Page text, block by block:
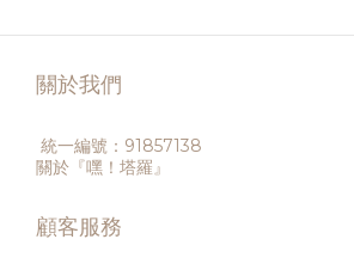
關於我們
統一編號：91857138
關於『嘿！塔羅』
顧客服務